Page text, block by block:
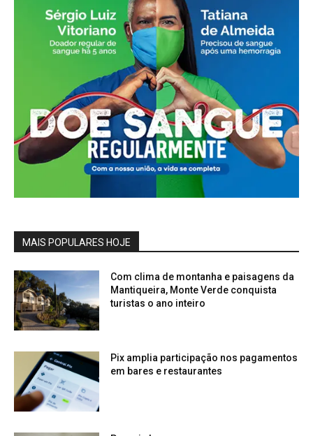
MAIS POPULARES HOJE
Com clima de montanha e paisagens da
Mantiqueira, Monte Verde conquista
turistas o ano inteiro
Pix amplia participação nos pagamentos
em bares e restaurantes